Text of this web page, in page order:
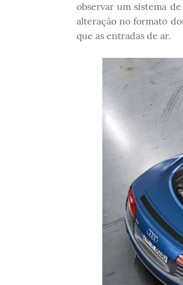
observar um sistema
alteração no formato
que as entradas de ar.